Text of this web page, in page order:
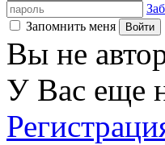
Запомнить меня
Вы не
У Вас еще